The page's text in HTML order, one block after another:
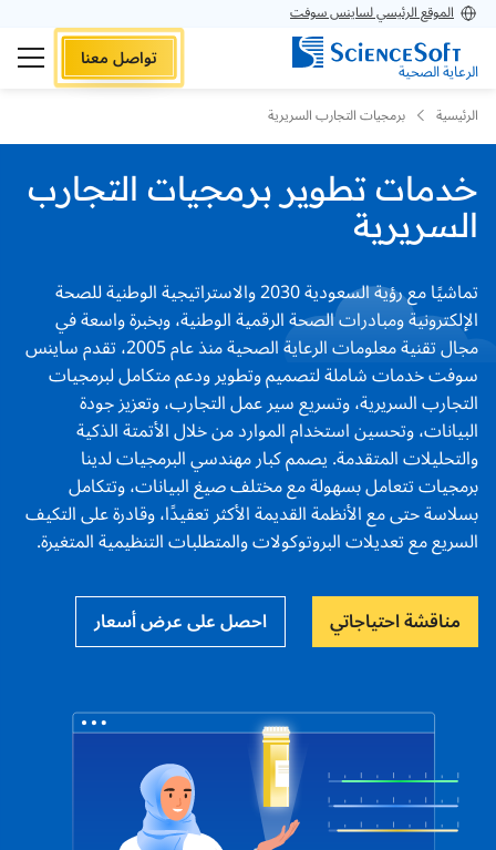
الموقع الرئيسي لساينس سوفت
الرعاية الصحية تواصل معنا
الرئيسية برمجيات التجارب السريرية
خدمات تطوير برمجيات التجارب
السريرية
تماشيًا مع رؤية السعودية 2030 والاستراتيجية الوطنية للصحة
الإلكترونية ومبادرات الصحة الرقمية الوطنية، وبخبرة واسعة في
مجال تقنية معلومات الرعاية الصحية منذ عام 2005، تقدم ساينس
سوفت خدمات شاملة لتصميم وتطوير ودعم متكامل لبرمجيات
التجارب السريرية، وتسريع سير عمل التجارب، وتعزيز جودة
البيانات، وتحسين استخدام الموارد من خلال الأتمتة الذكية
والتحليلات المتقدمة.يصمم كبار مهندسي البرمجيات لدينا
برمجيات تتعامل بسهولة مع مختلف صيغ البيانات، وتتكامل
بسلاسة حتى مع الأنظمة القديمة الأكثر تعقيدًا، وقادرة على التكيف
السريع مع تعديلات البروتوكولات والمتطلبات التنظيمية المتغيرة.
مناقشة احتياجاتي احصل على عرض أسعار